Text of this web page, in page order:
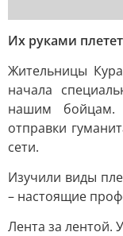
Их руками
Жительницы
начала
нашим бойцам.
отправки
сети.
Изучили виды
– настоящие
Лента за лентой.